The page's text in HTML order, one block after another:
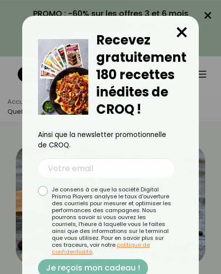
PROMO : -60% sur les offres 3 et 6 mois
VOIR LA PROMO
×
Accueil Actus
Alimentation
Quels Sont Les Différents Types De Poivre ?
Recevez
gratuitement
180 recettes
inédites de
CROQ !
×
Ainsi que la newsletter promotionnelle
de CROQ.
Je consens à ce que la société Digital
Prisma Players analyse le taux d'ouverture
des courriels pour mesurer et optimiser les
performances des campagnes. Nous
pourrons savoir si vous ouvrez les
courriels, l'heure à laquelle vous le faites
ainsi que des informations sur le terminal
que vous utilisez. Pour en savoir plus sur
ces traceurs, voir notre politique de
confidentialité.
Je reçois mon cadeau !